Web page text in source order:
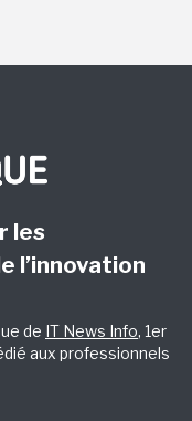
les
l’innovation
de IT News Info, 1er
aux professionnels